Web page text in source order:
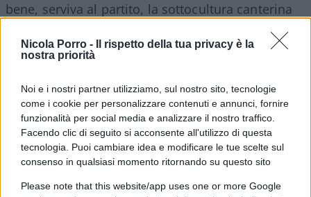
Nicola Porro -
Il rispetto della tua privacy è la
nostra priorità
Noi e i nostri partner utilizziamo, sul nostro sito, tecnologie
come i cookie per personalizzare contenuti e annunci, fornire
funzionalità per social media e analizzare il nostro traffico.
Facendo clic di seguito si acconsente all'utilizzo di questa
tecnologia. Puoi cambiare idea e modificare le tue scelte sul
consenso in qualsiasi momento ritornando su questo sito
Please note that this website/app uses one or more Google
bene, serviva al partito, la sottocultura canterina
pubblicistica rivoluzionaria di riferimento, di
coltivare il campo della contestazione giovanile,
possibilmente lasciandolo nell’alveo del PCI
contro le derive estremistiche; Guccini e gli altri
non sono mai usciti da una fedeltà opportunistica,
se arrivavano agli scazzi con le mille forme di
contestazione, dall’Autonomia a Lotta Continua,